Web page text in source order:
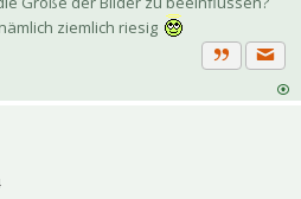
ziemlich riesig
Zitat